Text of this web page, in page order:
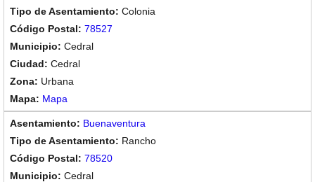
Colonia
78527
Cedral
Cedral
Urbana
Mapa
Buenaventura
Rancho
78520
Cedral